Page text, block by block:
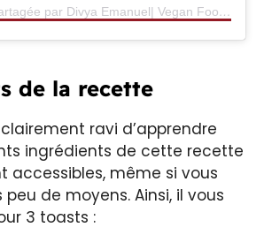
Une publication partagée par Divya Emanuel| Vegan Food (@dairyless_diary)
de la recette
ravi d’apprendre
ingrédients de cette recette
accessibles, même si vous
peu de moyens. Ainsi, il vous
3 toasts :